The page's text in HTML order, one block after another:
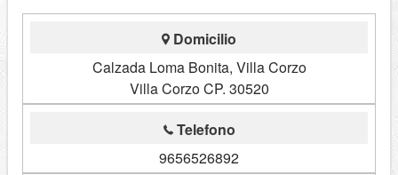
Domicilio
Calzada Loma Bonita, Villa Corzo
Villa Corzo CP. 30520
Telefono
9656526892